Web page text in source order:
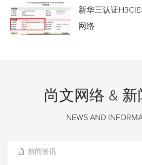
新华三认证
网络
尚文网络 & 新
NEWS AND
新闻资讯